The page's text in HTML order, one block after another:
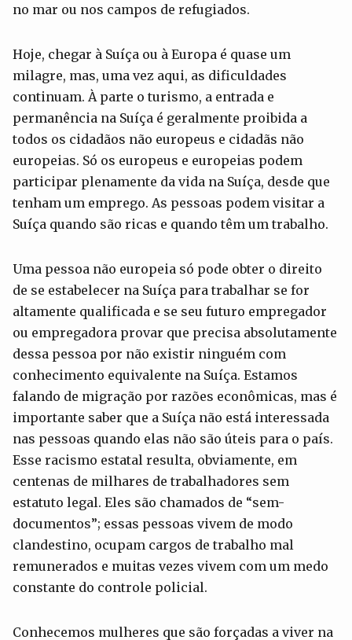
no mar ou nos campos de refugiados.
Hoje, chegar à Suíça ou à Europa é quase um
milagre, mas, uma vez aqui, as dificuldades
continuam. À parte o turismo, a entrada e
permanência na Suíça é geralmente proibida a
todos os cidadãos não europeus e cidadãs não
europeias. Só os europeus e europeias podem
participar plenamente da vida na Suíça, desde que
tenham um emprego. As pessoas podem visitar a
Suíça quando são ricas e quando têm um trabalho.
Uma pessoa não europeia só pode obter o direito
de se estabelecer na Suíça para trabalhar se for
altamente qualificada e se seu futuro empregador
ou empregadora provar que precisa absolutamente
dessa pessoa por não existir ninguém com
conhecimento equivalente na Suíça. Estamos
falando de migração por razões econômicas, mas é
importante saber que a Suíça não está interessada
nas pessoas quando elas não são úteis para o país.
Esse racismo estatal resulta, obviamente, em
centenas de milhares de trabalhadores sem
estatuto legal. Eles são chamados de “sem-
documentos”; essas pessoas vivem de modo
clandestino, ocupam cargos de trabalho mal
remunerados e muitas vezes vivem com um medo
constante do controle policial.
Conhecemos mulheres que são forçadas a viver na